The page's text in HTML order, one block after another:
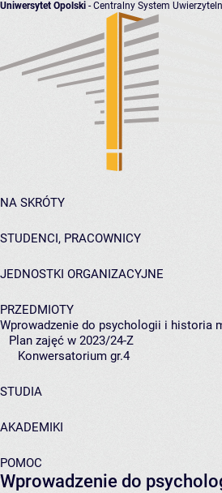
Uniwersytet Opolski - Centralny System
NA SKRÓTY
STUDENCI, PRACOWNICY
JEDNOSTKI ORGANIZACYJNE
PRZEDMIOTY
Wprowadzenie do psychologii i historia
Plan zajęć w 2023/24-Z
Konwersatorium gr.4
STUDIA
AKADEMIKI
POMOC
Wprowadzenie do